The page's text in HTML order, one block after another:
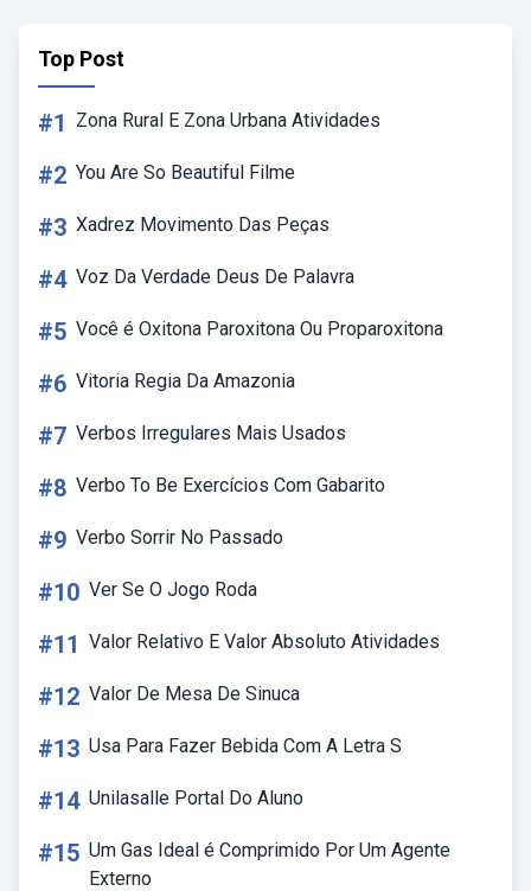
Top Post
#1 Zona Rural E Zona Urbana Atividades
#2 You Are So Beautiful Filme
#3 Xadrez Movimento Das Peças
#4 Voz Da Verdade Deus De Palavra
#5 Você é Oxitona Paroxitona Ou Proparoxitona
#6 Vitoria Regia Da Amazonia
#7 Verbos Irregulares Mais Usados
#8 Verbo To Be Exercícios Com Gabarito
#9 Verbo Sorrir No Passado
#10 Ver Se O Jogo Roda
#11 Valor Relativo E Valor Absoluto Atividades
#12 Valor De Mesa De Sinuca
#13 Usa Para Fazer Bebida Com A Letra S
#14 Unilasalle Portal Do Aluno
#15 Um Gas Ideal é Comprimido Por Um Agente
Externo